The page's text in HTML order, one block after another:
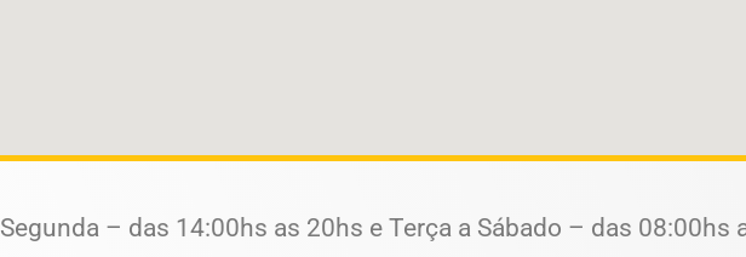
Segunda – das 14:00hs as 20hs e Terça a Sábado – das 08:00hs